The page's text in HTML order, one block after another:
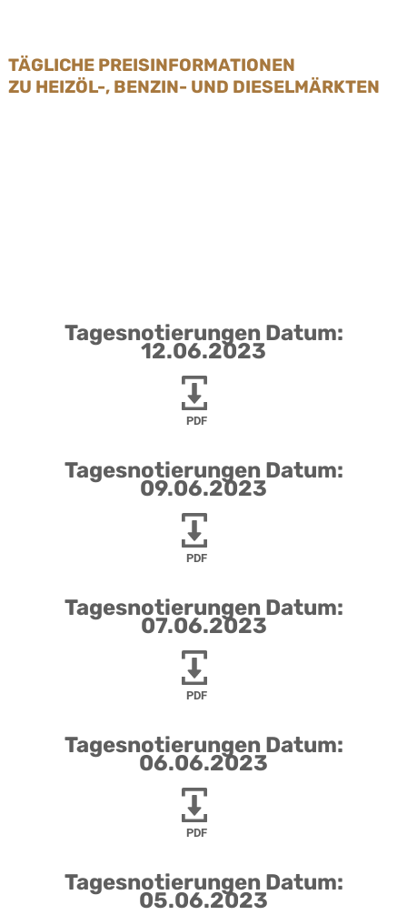
TÄGLICHE PREISINFORMATIONEN
ZU HEIZÖL-, BENZIN- UND DIESELMÄRKTEN
Tagesnotierungen Datum:
12.06.2023
PDF
Tagesnotierungen Datum:
09.06.2023
PDF
Tagesnotierungen Datum:
07.06.2023
PDF
Tagesnotierungen Datum:
06.06.2023
PDF
Tagesnotierungen Datum:
05.06.2023